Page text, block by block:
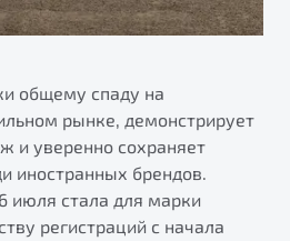
общему спаду на
рынке, демонстрирует
и уверенно сохраняет
иностранных брендов.
июля стала для марки
регистраций с начала